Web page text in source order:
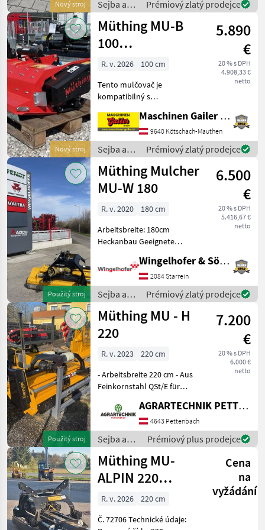
Nový stroj
Stützwalze
Sejba a
starostlivosť
o plodinu
/ Müthing
Prémiový zlatý prodejce
Nový stroj
Müthing MU-B
100
kompatibilný s
kosačkami Aebi
5.890
€
20 % s DPH
4.908,33 €
netto
R. v. 2026
100 cm
Tento mulčovač je
kompatibilný s
Aebi, zariadenie je
vybavené nasledovne: •
Montážny adaptér pre
všetky motorové kosačky
Aebi • Vyrobené z jemno
Maschinen Gailer GmbH
9640 Kötschach-Mauthen
Sejba a
starostlivosť
o plodinu
/ Müthing
Prémiový zlatý prodejce
Použitý stroj
Müthing Mulcher
MU-W 180
6.500
€
20 % s DPH
5.416,67 €
netto
R. v. 2020
180 cm
Arbeitsbreite: 180cm
Heckanbau Geeignete
PS Heckanbau
Eigengewicht: 460kg
Seitenverschub über ein
Doppeltwirkendes
Steuergerät Typ kl
Wingelhofer & Söhne GmbH
2084 Starrein
Sejba a
starostlivosť
o plodinu
/ Müthing
Prémiový zlatý prodejce
Použitý stroj
Müthing MU - H
220
7.200
€
20 % s DPH
6.000 €
netto
R. v. 2023
220 cm
- Arbeitsbreite 220 cm - Aus
Feinkornstahl QSt/E für
Dreipunktbock Kat. 1 + 2 -
Mechanische
Seitenverschiebung: MU-H
160-220 Vario: 56
AGRARTECHNIK PETTENBACH GMBH
4643 Pettenbach
Sejba a
starostlivosť
o plodinu
/ Müthing
Prémiový plus prodejce
Müthing MU-
ALPIN 220
SHARK
Cena
na
vyžádání
R. v. 2026
220 cm
Č. 72706 Technické údaje: